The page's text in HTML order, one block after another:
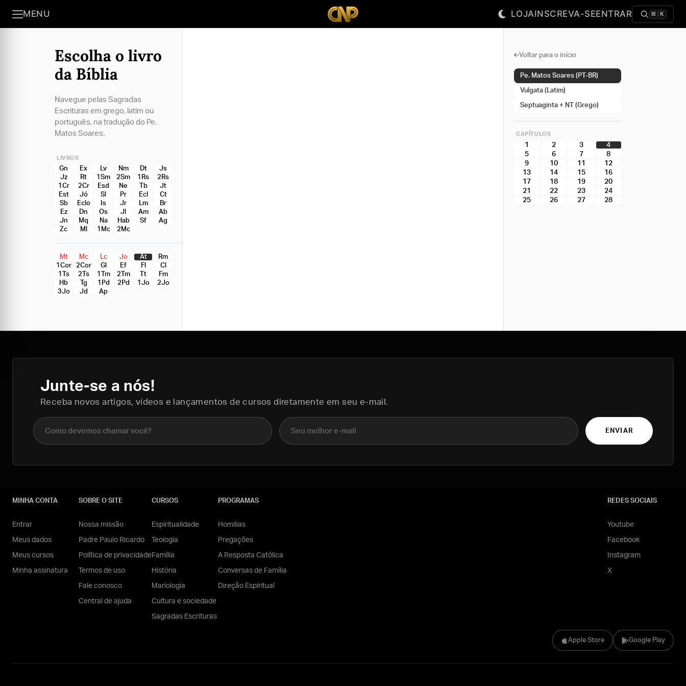
MENU LOJAINSCREVA-SEENTRAR ⌘ K
Escolha o livro
da Bíblia
Navegue pelas Sagradas
Escrituras em grego, latim ou
português, na tradução do Pe.
Matos Soares.
LIVROS
Gn Ex Lv Nm Dt
Js
Jz
Rt 1Sm 2Sm 1Rs
2Rs
1Cr
2Cr Esd Ne Tb
Jt
Est
Jó Sl Pr Ecl
Ct
Sb
Eclo Is Jr Lm
Br
Ez
Dn Os Jl Am
Ab
Jn
Mq Na Hab Sf
Ag
Zc
Ml 1Mc 2Mc
Mt Mc Lc Jo At
Rm
1Cor
2Cor Gl Ef Fl
Cl
1Ts
2Ts 1Tm 2Tm Tt
Fm
Hb
Tg 1Pd 2Pd 1Jo
2Jo
3Jo
Jd Ap
Voltar para o início
Pe. Matos Soares (PT-BR)
Vulgata (Latim)
Septuaginta + NT (Grego)
CAPÍTULOS
1 2 3
4
5
6 7
8
9
10 11
12
13
14 15
16
17
18 19
20
21
22 23
24
25
26 27 28
Junte-se a nós!
Receba novos artigos, vídeos e lançamentos de cursos diretamente em seu e-mail.
Nome completo E-mail
ENVIAR
Apple Store Google Play
MINHA CONTA
Entrar
Meus dados
Meus cursos
Minha assinatura
SOBRE O SITE
Nossa missão
Padre Paulo Ricardo
Política de privacidade
Termos de uso
Fale conosco
Central de ajuda
CURSOS
Espiritualidade
Teologia
Família
História
Mariologia
Cultura e sociedade
Sagradas Escrituras
PROGRAMAS
Homilias
Pregações
A Resposta Católica
Conversas de Família
Direção Espiritual
REDES SOCIAIS
Youtube
Facebook
Instagram
X